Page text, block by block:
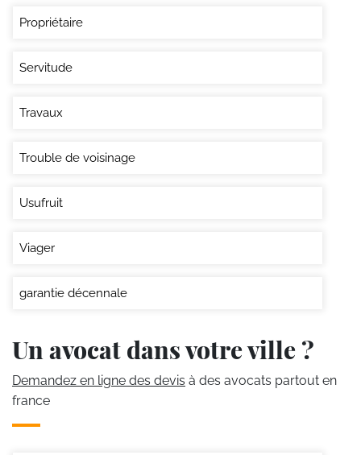
Propriétaire
Servitude
Travaux
Trouble de voisinage
Usufruit
Viager
garantie décennale
Un avocat dans votre ville ?
Demandez en ligne des devis à des avocats partout en
france